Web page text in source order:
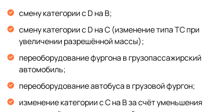
смену категории с D на B;
смену категории с D на C (изменение типа ТС при
увеличении разрешённой массы);
переоборудование фургона в грузопассажирский
автомобиль;
переоборудование автобуса в грузовой фургон;
изменение категории с C на B за счёт уменьшения